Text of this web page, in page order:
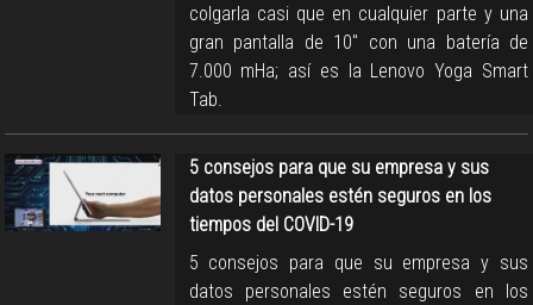
colgarla casi que en cualquier parte y una
gran pantalla de 10" con una batería de
7.000 mHa; así es la Lenovo Yoga Smart
Tab.
5 consejos para que su empresa y sus
datos personales estén seguros en los
tiempos del COVID-19
5 consejos para que su empresa y sus
datos personales estén seguros en los